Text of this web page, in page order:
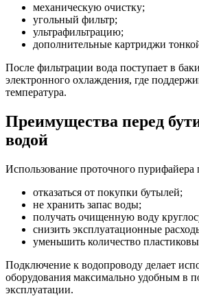
механическую очистку;
угольный фильтр;
ультрафильтрацию;
дополнительные картриджи
После фильтрации вода поступает в
электронного охлаждения, где
температура.
Преимущества перед
водой
Использование проточного пурифайера
отказаться от покупки бутылей;
не хранить запас воды;
получать очищенную воду
снизить эксплуатационные
уменьшить количество
Подключение к водопроводу делает
оборудования максимально удобным в
эксплуатации.